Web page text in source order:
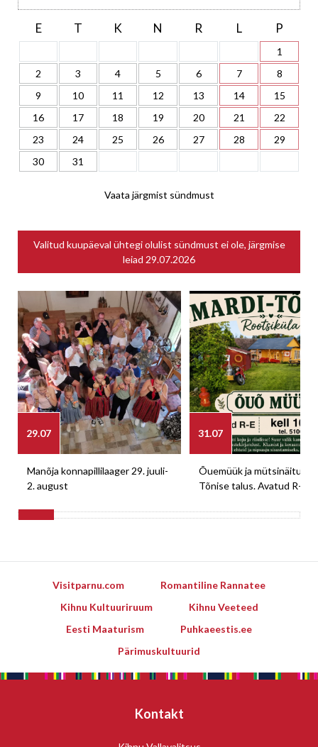
E T K N R L P
1
2
3 4 5 6 7
8
9
10 11 12 13 14
15
16
17 18 19 20 21
22
23
24 25 26 27 28
29
30
31
Vaata järgmist sündmust
Valitud kuupäeval ühtegi olulist sündmust ei ole, järgmise
leiad 29.07.2026
29.07
Manõja konnapillilaager 29. juuli-
2. august
31.07
Õuemüük ja mütsinäitus
Tõnise talus. Avatud R-E
Visitparnu.com
Romantiline Rannatee
Kihnu Kultuuriruum
Kihnu Veeteed
Eesti Maaturism
Puhkaeestis.ee
Pärimuskultuurid
Kontakt